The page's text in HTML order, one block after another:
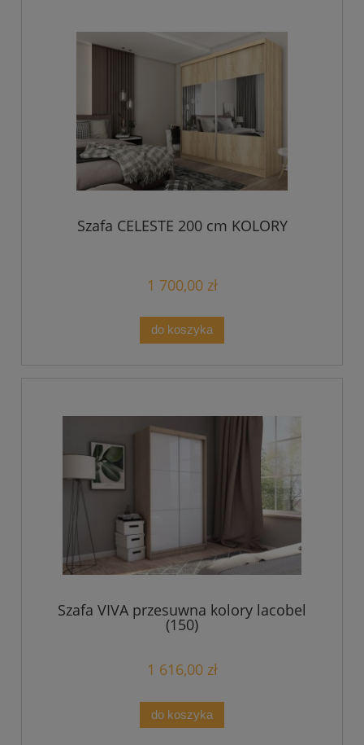
Szafa CELESTE 200 cm KOLORY
1 700,00 zł
do koszyka
Szafa VIVA przesuwna kolory lacobel
(150)
1 616,00 zł
do koszyka